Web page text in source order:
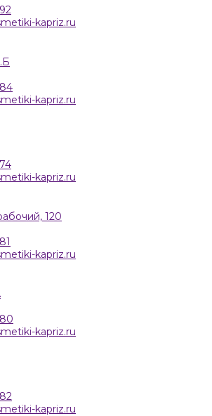
kapriz.ru
kapriz.ru
kapriz.ru
120
kapriz.ru
kapriz.ru
kapriz.ru